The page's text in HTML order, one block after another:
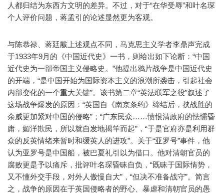
人都归结为东西方文明的差异。不过，对于“在华受辱”和叶名琛
个人评价问题，蒋孟引的论述显然更为客观。
与陈恭禄、蒋廷黻上述观点不同，马克思主义学者李鼎声完成
于1933年9月的《中国近代史》一书，则给出如下论断：“中国
近代史为一部帝国主义侵略史。”他提出鸦片战争是中国近代史
的开端，“是中国开始为国际资本主义的浪潮所袭击，引起社会
内部变化的一个重大关键”。该书第二章“英法联军之役”叙述了
这场战争爆发的原因：“英国自《南京条约》缔结后，挟战胜的
余威更加紧对中国的侵略”；“广东民众……愤恨清政府的怯懦昏
庸，媚洋欺民，所以就自发地揭竿而起”，“于是官府亦是利用群
众的反英情绪来暂时和缓英人的进攻”。关于“亚罗号”事件，他
认为亚罗号是中国船，被巴夏礼引以为借口。他对清朝官员的
腐败更是予以痛斥，批评叶名琛昏昧自负，“既昧于国际情势，
又不懂外交手段，对外人傲慢自大”，“但决不准备战守”。简言
之，战争的原因在于英国侵略者的野心、暴虐和清朝官员的愚